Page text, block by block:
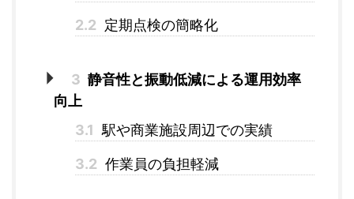
2.2 定期点検の簡略化
3 静音性と振動低減による運用効率
向上
3.1 駅や商業施設周辺での実績
3.2 作業員の負担軽減